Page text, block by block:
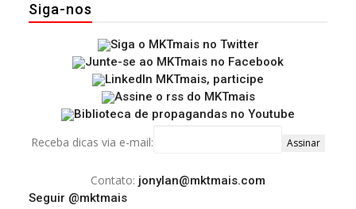
Siga-nos
Receba dicas via e-mail:
Contato: jonylan@mktmais.com
Seguir @mktmais